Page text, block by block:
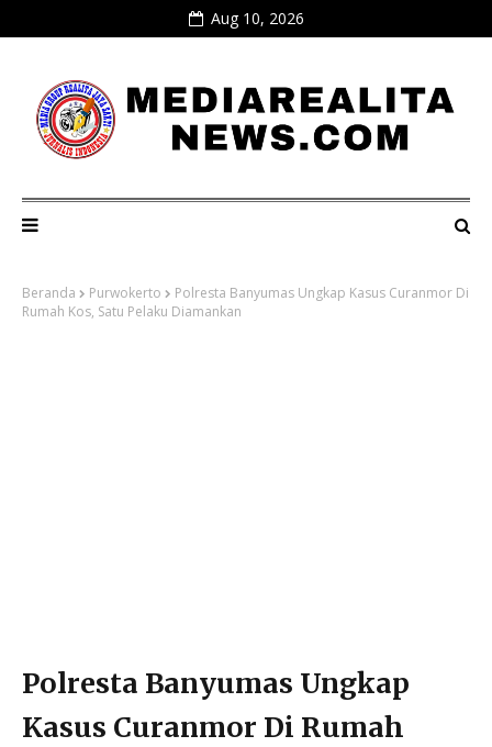
Aug 10, 2026
Beranda Purwokerto
Polresta Banyumas Ungkap Kasus Curanmor Di
Rumah Kos, Satu Pelaku Diamankan
Polresta Banyumas Ungkap
Kasus Curanmor Di Rumah